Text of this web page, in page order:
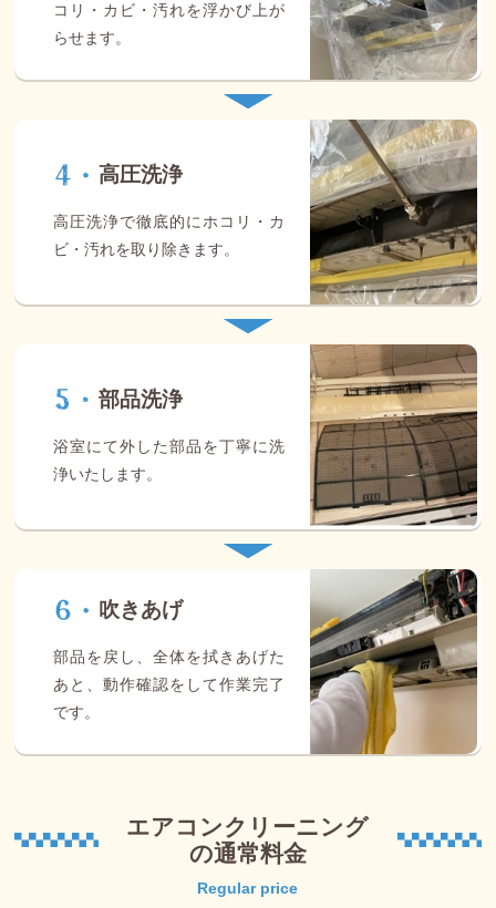
コリ・カビ・汚れを浮かび上が
らせます。
高圧洗浄
高圧洗浄で徹底的にホコリ・カ
ビ・汚れを取り除きます。
部品洗浄
浴室にて外した部品を丁寧に洗
浄いたします。
吹きあげ
部品を戻し、全体を拭きあげた
あと、動作確認をして作業完了
です。
エアコンクリーニング
の通常料金
Regular price